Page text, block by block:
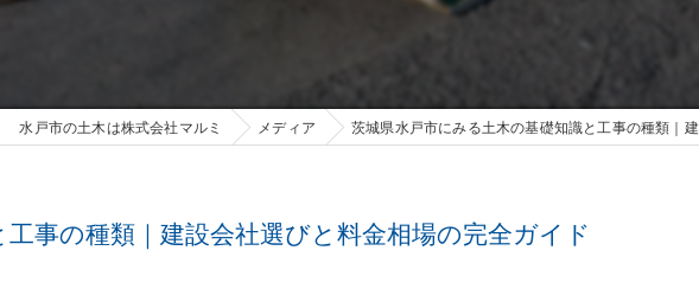
水戸市の土木は株式会社マルミ メディア 茨城県水戸市にみる土木の基礎知識と工事の種類｜
事の種類｜建設会社選びと料金相場の完全ガイド